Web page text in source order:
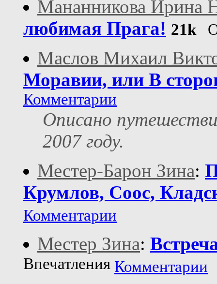
Мананникова Ирина
любимая Прага! 21k
Маслов Михаил
Моравии, или В
Комментарии
Описано
2007 году.
Местер-Барон Зина:
Крумлов, Cоос,
Комментарии
Местер Зина:
Впечатления Комментарии